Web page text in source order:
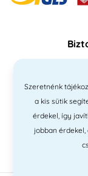
Szeretnénk
a kis sütik
érdekel, így
jobban